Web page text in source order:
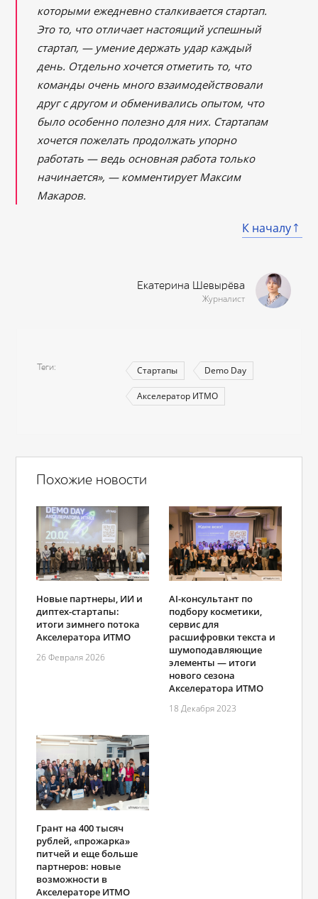
которыми ежедневно сталкивается стартап.
Это то, что отличает настоящий успешный
стартап, — умение держать удар каждый
день. Отдельно хочется отметить то, что
команды очень много взаимодействовали
друг с другом и обменивались опытом, что
было особенно полезно для них. Стартапам
хочется пожелать продолжать упорно
работать — ведь основная работа только
начинается», — комментирует Максим
Макаров.
К началу
Екатерина Шевырёва
Журналист
Теги Стартапы Demo Day
Акселератор ИТМО
Похожие новости
Новые партнеры, ИИ и
диптех-стартапы:
итоги зимнего потока
Акселератора ИТМО
26 Февраля 2026
AI-консультант по
подбору косметики,
сервис для
расшифровки текста и
шумоподавляющие
элементы — итоги
нового сезона
Акселератора ИТМО
18 Декабря 2023
Грант на 400 тысяч
рублей, «прожарка»
питчей и еще больше
партнеров: новые
возможности в
Акселераторе ИТМО